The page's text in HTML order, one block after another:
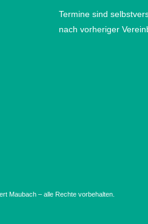
Termine sind
nach vorheriger
Maubach – alle Rechte vorbehalten.